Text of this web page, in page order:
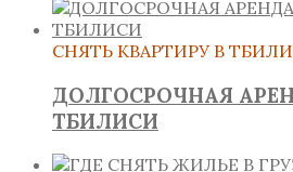
СНЯТЬ КВАРТИРУ В
ДОЛГОСРОЧНАЯ
ТБИЛИСИ